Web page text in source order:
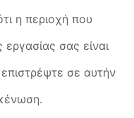
η περιοχή που
εργασίας σας είναι
σε αυτήν